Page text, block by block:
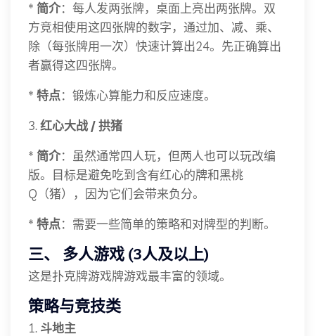
* 简介：每人发两张牌，桌面上亮出两张牌。双
方竞相使用这四张牌的数字，通过加、减、乘、
除（每张牌用一次）快速计算出24。先正确算出
者赢得这四张牌。
* 特点：锻炼心算能力和反应速度。
3.红心大战 / 拱猪
* 简介：虽然通常四人玩，但两人也可以玩改编
版。目标是避免吃到含有红心的牌和黑桃
Q（猪），因为它们会带来负分。
* 特点：需要一些简单的策略和对牌型的判断。
三、 多人游戏 (3人及以上)
这是扑克牌游戏牌游戏最丰富的领域。
策略与竞技类
1. 斗地主